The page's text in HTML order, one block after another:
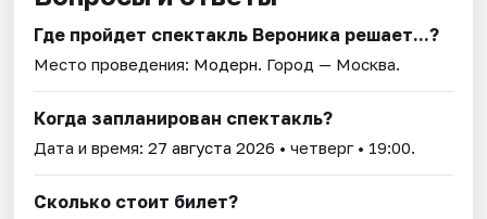
Где пройдет спектакль Вероника решает...?
Место проведения: Модерн. Город — Москва.
Когда запланирован спектакль?
Дата и время:27 августа 2026 • четверг • 19:00.
Сколько стоит билет?